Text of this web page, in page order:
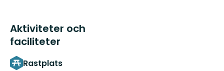
Aktiviteter och
faciliteter
Rastplats